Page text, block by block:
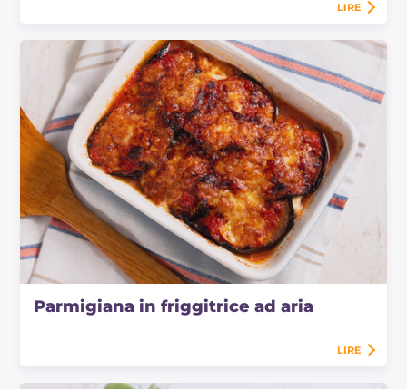
LIRE
Parmigiana in friggitrice ad aria
LIRE